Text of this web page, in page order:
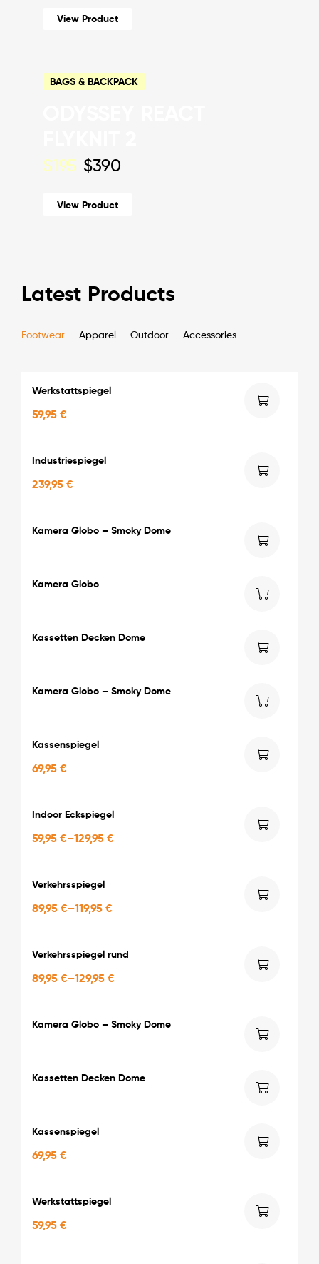
View Product
BAGS & BACKPACK
$195 $390
View Product
Latest Products
Footwear Apparel Outdoor Accessories
Werkstattspiegel
59,95 €
Industriespiegel
239,95 €
Kamera Globo – Smoky Dome
Kamera Globo
Kassetten Decken Dome
Kamera Globo – Smoky Dome
Kassenspiegel
69,95 €
Indoor Eckspiegel
59,95 €–129,95 €
Verkehrsspiegel
89,95 €–119,95 €
Verkehrsspiegel rund
89,95 €–129,95 €
Kamera Globo – Smoky Dome
Kassetten Decken Dome
Kassenspiegel
69,95 €
Werkstattspiegel
59,95 €